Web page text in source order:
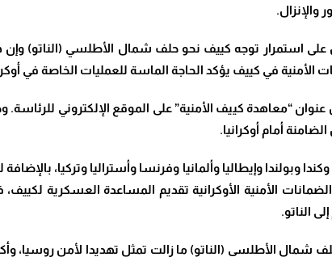
والإنزال.
على استمرار توجه كييف نحو حلف شمال الأطلسي (الناتو)
في كييف يؤكد الحاجة الماسة للعمليات الخاصة في
“معاهدة كييف الأمنية” على الموقع الإلكتروني
أمام أوكرانيا.
وإيطاليا وألمانيا وفرنسا وأستراليا وتركيا،
الأمنية الأوكرانية تقديم المساعدة العسكرية
الناتو.
شمال الأطلسي (الناتو) ما زالت تمثل تهديدا لأمن روسيا،